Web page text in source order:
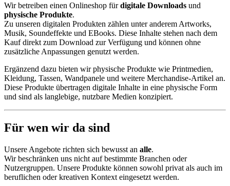
Wir betreiben einen Onlineshop fürdigitale Downloads und
physische Produkte.
Zu unseren digitalen Produkten zählen unter anderem Artworks,
Musik, Soundeffekte und EBooks. Diese Inhalte stehen nach dem
Kauf direkt zum Download zur Verfügung und können ohne
zusätzliche Anpassungen genutzt werden.
Ergänzend dazu bieten wir physische Produkte wie Printmedien,
Kleidung, Tassen, Wandpanele und weitere Merchandise-Artikel an.
Diese Produkte übertragen digitale Inhalte in eine physische Form
und sind als langlebige, nutzbare Medien konzipiert.
Für wen wir da sind
Unsere Angebote richten sich bewusst an alle.
Wir beschränken uns nicht auf bestimmte Branchen oder
Nutzergruppen. Unsere Produkte können sowohl privat als auch im
beruflichen oder kreativen Kontext eingesetzt werden.